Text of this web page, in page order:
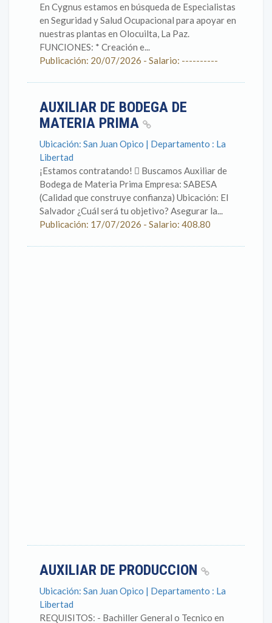
En Cygnus estamos en búsqueda de Especialistas
en Seguridad y Salud Ocupacional para apoyar en
nuestras plantas en Olocuilta, La Paz.
FUNCIONES: * Creación e...
Publicación: 20/07/2026 - Salario: ----------
AUXILIAR DE BODEGA DE
MATERIA PRIMA
Ubicación: San Juan Opico | Departamento : La
Libertad
¡Estamos contratando!  Buscamos Auxiliar de
Bodega de Materia Prima Empresa: SABESA
(Calidad que construye confianza) Ubicación: El
Salvador ¿Cuál será tu objetivo? Asegurar la...
Publicación: 17/07/2026 - Salario: 408.80
AUXILIAR DE PRODUCCION
Ubicación: San Juan Opico | Departamento : La
Libertad
REQUISITOS: - Bachiller General o Tecnico en